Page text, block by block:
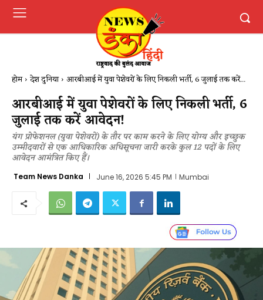
होम देश दुनिया आरबीआई में युवा पेशेवरों के लिए निकली भर्ती, 6 जुलाई तक करें...
आरबीआई में युवा पेशेवरों के लिए निकली भर्ती, 6
जुलाई तक करें आवेदन​!
यंग प्रोफेशनल (युवा पेशेवरों) के तौर पर काम करने के लिए योग्य और इच्छुक
उम्मीदवारों से एक आधिकारिक अधिसूचना जारी करके कुल 12 पदों के लिए
आवेदन आमंत्रित किए हैं।
Team News Danka June 16, 2026 5:45 PM Mumbai